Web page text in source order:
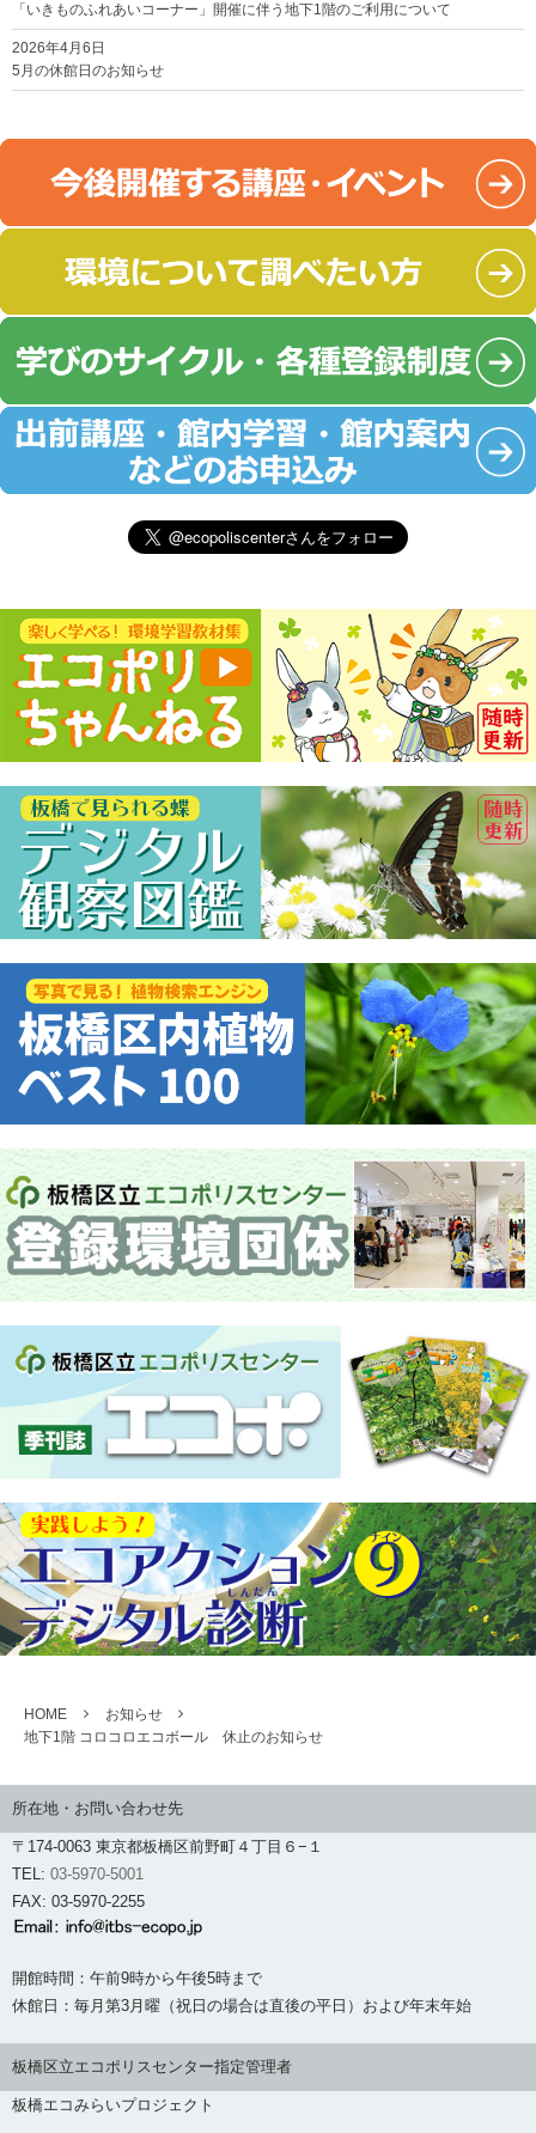
「いきものふれあいコーナー」開催に伴う地下1階のご利用について
2026年4月6日
5月の休館日のお知らせ
HOME
お知らせ
地下1階 コロコロエコボール 休止のお知らせ
所在地・お問い合わせ先
〒174-0063 東京都板橋区前野町４丁目６−１
TEL: 03-5970-5001
FAX: 03-5970-2255
開館時間：午前9時から午後5時まで
休館日：毎月第3月曜（祝日の場合は直後の平日）および年末年始
板橋区立エコポリスセンター指定管理者
板橋エコみらいプロジェクト